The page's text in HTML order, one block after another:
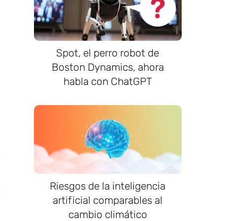
Spot, el perro robot de
Boston Dynamics, ahora
habla con ChatGPT
Riesgos de la inteligencia
artificial comparables al
cambio climático